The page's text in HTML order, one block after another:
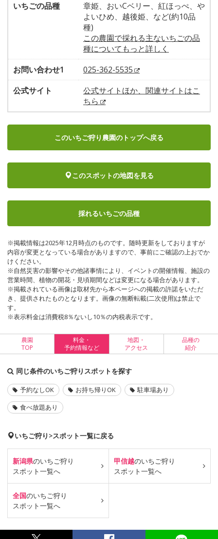
いちごの品種
章姫、おいCベリー、紅ほっぺ、や
よいひめ、越後姫、など(約10品
種)
この農園で採れる主ないちごの品
種についてもっと詳しく
お問い合わせ1
025-362-5535
公式サイト
公式サイトほか、関連サイトはこ
ちら
このいちご狩り農園のトップへ戻る
このスポットの地図を見る
採れるいちごの品種
※掲載情報は2025年12月時点のものです。随時更新をしておりますが
内容が変更となっている場合がありますので、事前にご確認の上おでか
けください。
※自然災害の影響やその他諸事情により、イベントの開催情報、施設の
営業時間、植物の開花・見頃期間などは変更になる場合があります。
※掲載されている画像は取材先から本ページへの掲載の許諾をいただ
き、提供されたものとなります。画像の無断転載(二次使用)は禁止で
す。
※表示料金は消費税8％ないし10％の内税表示です。
農園
TOP
料金・
予約情報など
地図・
アクセス
品種の
紹介
同じ条件のいちご狩りスポットを探す
予約なしOK お持ち帰りOK
駐車場あり
食べ放題あり
いちご狩り>スポット一覧に戻る
新潟県のいちご狩り
スポット一覧へ
甲信越のいちご狩り
スポット一覧へ
全国のいちご狩り
スポット一覧へ